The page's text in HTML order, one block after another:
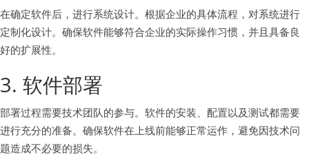
在确定软件后，进行系统设计。根据企业的具体流程，对系统进行
定制化设计。确保软件能够符合企业的实际操作习惯，并且具备良
好的扩展性。
3. 软件部署
部署过程需要技术团队的参与。软件的安装、配置以及测试都需要
进行充分的准备。确保软件在上线前能够正常运作，避免因技术问
题造成不必要的损失。